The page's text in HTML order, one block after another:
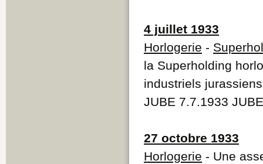
4 juillet 1933
Horlogerie -
la Superholding
industriels jurassiens
JUBE 7.7.1933
27 octobre 1933
Horlogerie - Une